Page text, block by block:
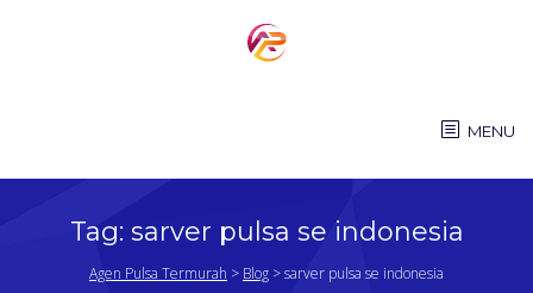
MENU
Tag: sarver pulsa se indonesia
Agen Pulsa Termurah > Blog >sarver pulsa se indonesia